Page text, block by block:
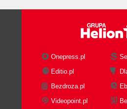
Onepress.pl
Editio.pl
Bezdroza.pl
Videopoint.pl